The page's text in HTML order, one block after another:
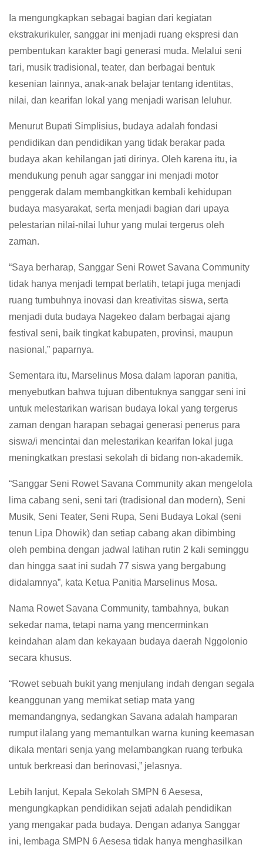
Ia mengungkapkan sebagai bagian dari kegiatan
ekstrakurikuler, sanggar ini menjadi ruang ekspresi dan
pembentukan karakter bagi generasi muda. Melalui seni
tari, musik tradisional, teater, dan berbagai bentuk
kesenian lainnya, anak-anak belajar tentang identitas,
nilai, dan kearifan lokal yang menjadi warisan leluhur.
Menurut Bupati Simplisius, budaya adalah fondasi
pendidikan dan pendidikan yang tidak berakar pada
budaya akan kehilangan jati dirinya. Oleh karena itu, ia
mendukung penuh agar sanggar ini menjadi motor
penggerak dalam membangkitkan kembali kehidupan
budaya masyarakat, serta menjadi bagian dari upaya
pelestarian nilai-nilai luhur yang mulai tergerus oleh
zaman.
“Saya berharap, Sanggar Seni Rowet Savana Community
tidak hanya menjadi tempat berlatih, tetapi juga menjadi
ruang tumbuhnya inovasi dan kreativitas siswa, serta
menjadi duta budaya Nagekeo dalam berbagai ajang
festival seni, baik tingkat kabupaten, provinsi, maupun
nasional,” paparnya.
Sementara itu, Marselinus Mosa dalam laporan panitia,
menyebutkan bahwa tujuan dibentuknya sanggar seni ini
untuk melestarikan warisan budaya lokal yang tergerus
zaman dengan harapan sebagai generasi penerus para
siswa/i mencintai dan melestarikan kearifan lokal juga
meningkatkan prestasi sekolah di bidang non-akademik.
“Sanggar Seni Rowet Savana Community akan mengelola
lima cabang seni, seni tari (tradisional dan modern), Seni
Musik, Seni Teater, Seni Rupa, Seni Budaya Lokal (seni
tenun Lipa Dhowik) dan setiap cabang akan dibimbing
oleh pembina dengan jadwal latihan rutin 2 kali seminggu
dan hingga saat ini sudah 77 siswa yang bergabung
didalamnya”, kata Ketua Panitia Marselinus Mosa.
Nama Rowet Savana Community, tambahnya, bukan
sekedar nama, tetapi nama yang mencerminkan
keindahan alam dan kekayaan budaya daerah Nggolonio
secara khusus.
“Rowet sebuah bukit yang menjulang indah dengan segala
keanggunan yang memikat setiap mata yang
memandangnya, sedangkan Savana adalah hamparan
rumput ilalang yang memantulkan warna kuning keemasan
dikala mentari senja yang melambangkan ruang terbuka
untuk berkreasi dan berinovasi,” jelasnya.
Lebih lanjut, Kepala Sekolah SMPN 6 Aesesa,
mengungkapkan pendidikan sejati adalah pendidikan
yang mengakar pada budaya. Dengan adanya Sanggar
ini, lembaga SMPN 6 Aesesa tidak hanya menghasilkan